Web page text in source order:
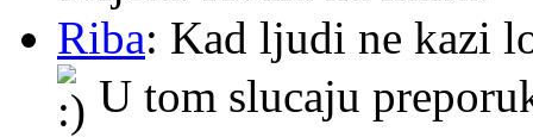
Riba: Kad ljudi ne kazi
U tom slucaju